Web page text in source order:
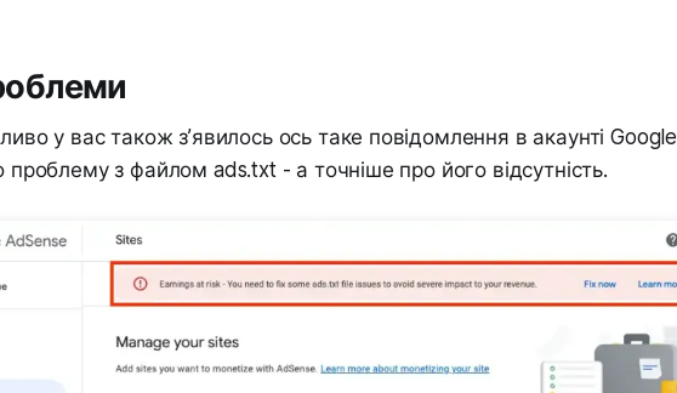
у вас також зʼявилось ось таке повідомлення в акаунті Google
проблему з файлом ads.txt - а точніше про його відсутність.